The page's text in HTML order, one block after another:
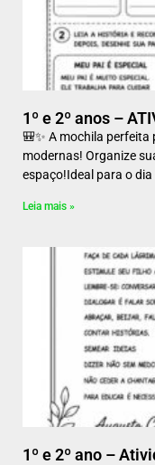
1º e 2º anos –
🎒✨ A mochila
modernas! Organize
espaço!Ideal para o dia
Leia mais »
1º e 2º ano –